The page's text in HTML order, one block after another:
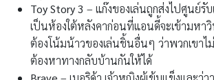
Toy Story 3 – แก๊งของเล่นถูกส่งไปศูนย์รั
เป็นห้องใต้หลังคาก่อนที่แอนดี้จะเข้ามหา
ต้องโน้มน้าวของเล่นชิ้นอื่นๆ ว่าพวกเขาไ
ต้องหาทางกลับบ้านกันให้ได้